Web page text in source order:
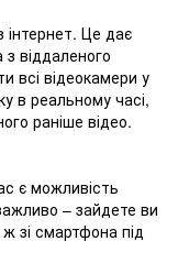
інтернет. Це дає
віддаленого
всі відеокамери у
в реальному часі,
раніше відео.
є можливість
– зайдете ви
зі смартфона під